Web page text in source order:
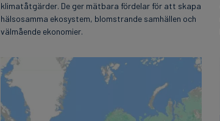
klimatåtgärder. De ger mätbara fördelar för att skapa
hälsosamma ekosystem, blomstrande samhällen och
välmående ekonomier.